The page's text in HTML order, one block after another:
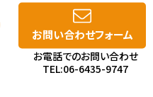
お問い合わせフォーム
お電話でのお問い合わせ
TEL:06-6435-9747